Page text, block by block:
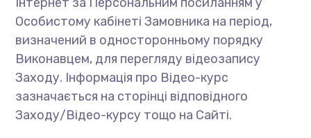
Особистому кабінеті Замовника на період,
визначений в односторонньому порядку
Виконавцем, для перегляду відеозапису
Заходу. Інформація про Відео-курс
зазначається на сторінці відповідного
Заходу/Відео-курсу тощо на Сайті.